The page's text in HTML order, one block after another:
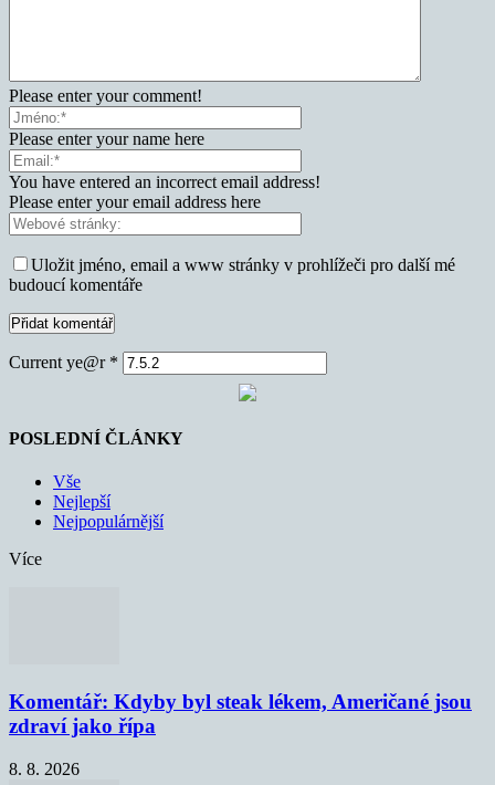
Please enter your comment!
Please enter your name here
You have entered an incorrect email address!
Please enter your email address here
Uložit jméno, email a www stránky v prohlížeči pro další mé
budoucí komentáře
Current ye@r *
POSLEDNÍ ČLÁNKY
Vše
Nejlepší
Nejpopulárnější
Více
Komentář: Kdyby byl steak lékem, Američané jsou
zdraví jako řípa
8. 8. 2026